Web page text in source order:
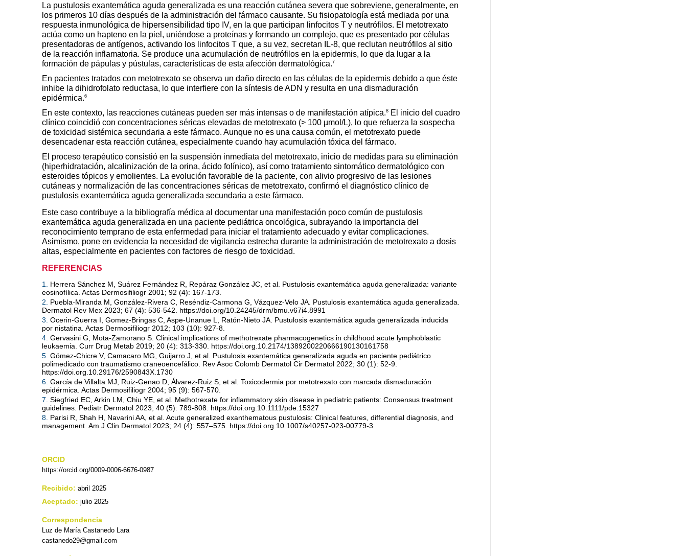
La pustulosis exantemática aguda generalizada es una reacción cutánea severa que sobreviene, generalmente, en
los primeros 10 días después de la administración del fármaco causante. Su fisiopatología está mediada por una
respuesta inmunológica de hipersensibilidad tipo IV, en la que participan linfocitos T y neutrófilos. El metotrexato
actúa como un hapteno en la piel, uniéndose a proteínas y formando un complejo, que es presentado por células
presentadoras de antígenos, activando los linfocitos T que, a su vez, secretan IL-8, que reclutan neutrófilos al sitio
de la reacción inflamatoria. Se produce una acumulación de neutrófilos en la epidermis, lo que da lugar a la
formación de pápulas y pústulas, características de esta afección dermatológica.7
En pacientes tratados con metotrexato se observa un daño directo en las células de la epidermis debido a que éste
inhibe la dihidrofolato reductasa, lo que interfiere con la síntesis de ADN y resulta en una dismaduración
epidérmica.6
En este contexto, las reacciones cutáneas pueden ser más intensas o de manifestación atípica.8 El inicio del cuadro
clínico coincidió con concentraciones séricas elevadas de metotrexato (> 100 µmol/L), lo que refuerza la sospecha
de toxicidad sistémica secundaria a este fármaco. Aunque no es una causa común, el metotrexato puede
desencadenar esta reacción cutánea, especialmente cuando hay acumulación tóxica del fármaco.
El proceso terapéutico consistió en la suspensión inmediata del metotrexato, inicio de medidas para su eliminación
(hiperhidratación, alcalinización de la orina, ácido folínico), así como tratamiento sintomático dermatológico con
esteroides tópicos y emolientes. La evolución favorable de la paciente, con alivio progresivo de las lesiones
cutáneas y normalización de las concentraciones séricas de metotrexato, confirmó el diagnóstico clínico de
pustulosis exantemática aguda generalizada secundaria a este fármaco.
Este caso contribuye a la bibliografía médica al documentar una manifestación poco común de pustulosis
exantemática aguda generalizada en una paciente pediátrica oncológica, subrayando la importancia del
reconocimiento temprano de esta enfermedad para iniciar el tratamiento adecuado y evitar complicaciones.
Asimismo, pone en evidencia la necesidad de vigilancia estrecha durante la administración de metotrexato a dosis
altas, especialmente en pacientes con factores de riesgo de toxicidad.
REFERENCIAS
1.
Herrera Sánchez M, Suárez Fernández R, Repáraz González JC, et al. Pustulosis exantemática aguda generalizada: variante
eosinofílica. Actas Dermosifiliogr 2001; 92 (4): 167-173.
2.
Puebla-Miranda M, González-Rivera C, Reséndiz-Carmona G, Vázquez-Velo JA. Pustulosis exantemática aguda generalizada.
Dermatol Rev Mex 2023; 67 (4): 536-542. https://doi.org/10.24245/drm/bmu.v67i4.8991
3. Ocerin-Guerra I, Gomez-Bringas C, Aspe-Unanue L, Ratón-Nieto JA. Pustulosis exantemática aguda generalizada inducida
por nistatina. Actas Dermosifiliogr 2012; 103 (10): 927-8.
4. Gervasini G, Mota-Zamorano S. Clinical implications of methotrexate pharmacogenetics in childhood acute lymphoblastic
leukaemia. Curr Drug Metab 2019; 20 (4): 313-330. https://doi.org.10.2174/1389200220666190130161758
5. Gómez-Chicre V, Camacaro MG, Guijarro J, et al. Pustulosis exantemática generalizada aguda en paciente pediátrico
polimedicado con traumatismo craneoencefálico. Rev Asoc Colomb Dermatol Cir Dermatol 2022; 30 (1): 52-9.
https://doi.org.10.29176/2590843X.1730
6. García de Villalta MJ, Ruiz-Genao D, Álvarez-Ruiz S, et al. Toxicodermia por metotrexato con marcada dismaduración
epidérmica. Actas Dermosifiliogr 2004; 95 (9): 567-570.
7. Siegfried EC, Arkin LM, Chiu YE, et al. Methotrexate for inflammatory skin disease in pediatric patients: Consensus treatment
guidelines. Pediatr Dermatol 2023; 40 (5): 789-808. https://doi.org.10.1111/pde.15327
8. Parisi R, Shah H, Navarini AA, et al. Acute generalized exanthematous pustulosis: Clinical features, differential diagnosis, and
management. Am J Clin Dermatol 2023; 24 (4): 557–575. https://doi.org.10.1007/s40257-023-00779-3
ORCID
https://orcid.org/0009-0006-6676-0987
Recibido: abril 2025
Aceptado: julio 2025
Correspondencia
Luz de María Castanedo Lara
castanedo29@gmail.com